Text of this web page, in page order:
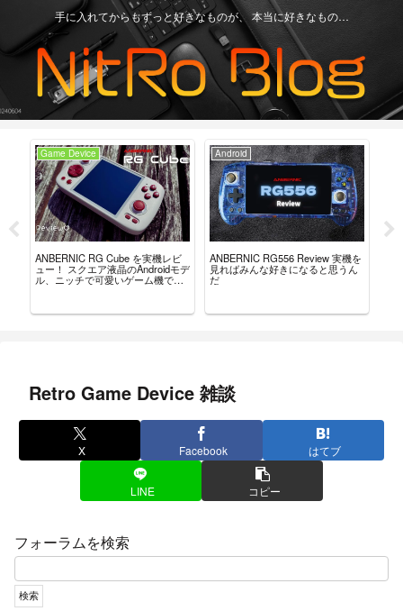
手に入れてからもずっと好きなものが、 本当に好きなもの…
Game Device
ANBERNIC RG Cube を実機レビ
ュー！ スクエア液晶のAndroidモデ
ル、ニッチで可愛いゲーム機で
Android
ANBERNIC RG556 Review 実機を
見ればみんな好きになると思うん
だ
Retro Game Device 雑談
X Facebook はてブ
LINE コピー
フォーラムを検索